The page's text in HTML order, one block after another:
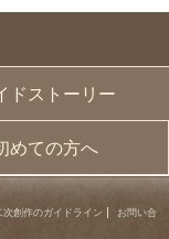
ドストーリー
めての方へ
次創作のガイドライン
お問い合